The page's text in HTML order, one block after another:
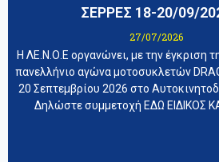
ΣΕΡΡΕΣ 18-20/09/
27/07/2026
Η ΛΕ.Ν.Ο.Ε οργανώνει, με την έγκριση
πανελλήνιο αγώνα μοτοσυκλετών
20 Σεπτεμβρίου 2026 στο
Δηλώστε συμμετοχή ΕΔΩ ΕΙΔΙΚΟΣ